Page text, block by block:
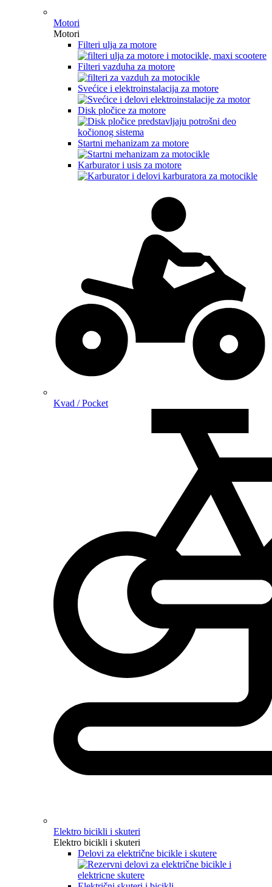
Motori
Motori
Filteri ulja za motore
Filteri vazduha za motore
Svećice i elektroinstalacija za motore
Disk pločice za motore
Startni mehanizam za motore
Karburator i usis za motore
Kvad / Pocket
Elektro bicikli i skuteri
Elektro bicikli i skuteri
Delovi za električne bicikle i skutere